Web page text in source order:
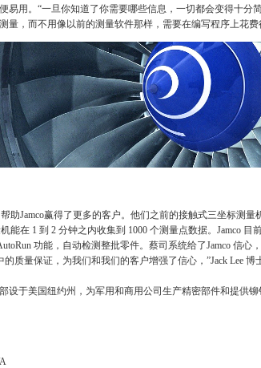
易用。“一旦你知道了你需要哪些信息，一切都会变得十分
量，而不用像以前的测量软件那样，需要在编写程序上花费
助Jamco赢得了更多的客户。他们之前的接触式三坐标测量
能在 1 到 2 分钟之内收集到 1000 个测量点数据。Jamco 目
功能，自动检测整批零件。蔡司系统给了Jamco 信心
质量保证，为我们和我们的客户增强了信心，”Jack Lee 博
部设于美国纽约州，为军用和商用公司生产精密部件和提供铆